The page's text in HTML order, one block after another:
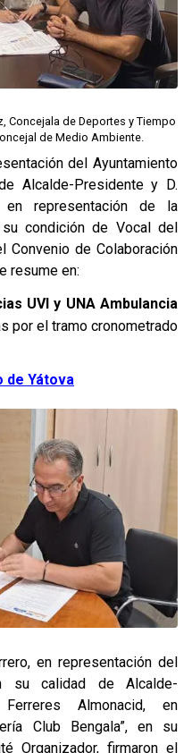
Concejala de Deportes y Tiempo
de Medio Ambiente.
del Ayuntamiento
Alcalde-Presidente y D.
en representación de la
su condición de Vocal del
Convenio de Colaboración
resume en:
UVI y UNA Ambulancia
por el tramo cronometrado
de Yátova
en representación del
su calidad de Alcalde-
Almonacid, en
Club Bengala”, en su
Organizador, firmaron el